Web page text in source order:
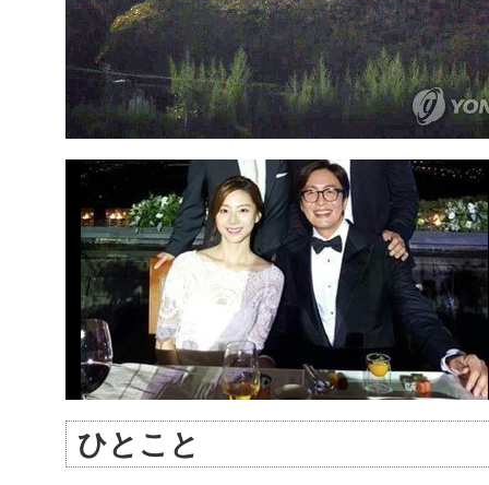
ひとこと